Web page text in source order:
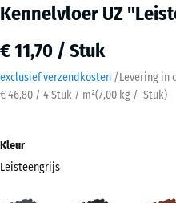
Kennelvloer UZ
€ 11,70 / Stuk
exclusief verzendkosten /Levering in
€ 46,80 / 4 Stuk / m²(7,00 kg / Stuk)
Kleur
Leisteengrijs
Leisteengrijs